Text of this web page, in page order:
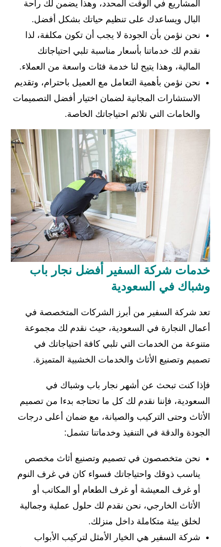
المشاريع في الوقت المحدد، وهذا يضمن لك راحة
البال ويساعدك على تنظيم حياتك بشكل أفضل.
نحن نؤمن بأن الجودة لا يجب أن تكون مكلفة، لذا
نقدم لك خدماتنا بأسعار مناسبة تلبي احتياجاتك
المالية، وهذا يتيح لنا خدمة فئات واسعة من العملاء.
نحن نؤمن بأهمية التعامل مع العميل باحترام، وتقديم
الاستشارات المجانية لضمان اختيار أفضل التصميمات
والخامات التي تلائم احتياجاتك الخاصة.
خدمات شركة السفير أفضل نجار باب
وشباك في السعودية
تعد شركة السفير من أبرز الشركات المتخصصة في
أعمال النجارة في السعودية، حيث نقدم لك مجموعة
متنوعة من الخدمات التي تلبي كافة احتياجاتك في
تصميم وتصنيع الأثاث والخدمات الخشبية المتميزة.
فإذا كنت تبحث عن أشهر نجار باب وشباك في
السعودية، فإننا نقدم لك كل ما تحتاجه بدءا من تصميم
الأثاث وحتى التركيب والصيانة، مع ضمان أعلى درجات
الجودة والدقة في التنفيذ وخدماتنا تشمل:
نحن متخصصون في تصميم وتصنيع أثاث مخصص
يناسب ذوقك واحتياجاتك فسواء كان في غرف النوم
أو غرف المعيشة أو غرف الطعام أو المكاتب أو
الأثاث الخارجي، نحن نقدم لك حلول عملية وجمالية
لخلق بيئة متكاملة داخل منزلك.
شركة السفير هي الخيار الأمثل لتركيب الأبواب